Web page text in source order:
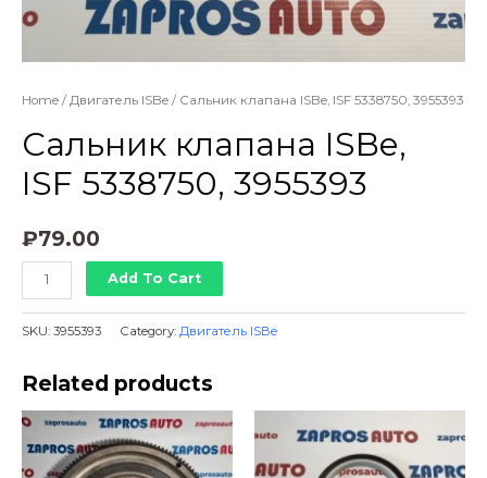
Home / Двигатель ISBe / Сальник клапана ISBe, ISF 5338750, 3955393
Сальник клапана ISBe,
ISF 5338750, 3955393
₽79.00
Сальник
клапана
ISBe,
3955393
quantity
Add To Cart
SKU: 3955393 Category: Двигатель ISBe
Related products